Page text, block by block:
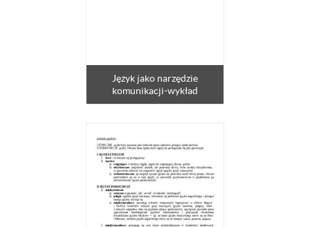
Język jako narzędzie
komunikacji-wykład